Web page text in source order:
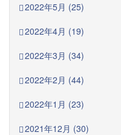
2022年5月 (25)
2022年4月 (19)
2022年3月 (34)
2022年2月 (44)
2022年1月 (23)
2021年12月 (30)